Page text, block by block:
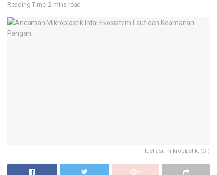
Reading Time: 2 mins read
Ilustrasi, mikroplastik. (GI)